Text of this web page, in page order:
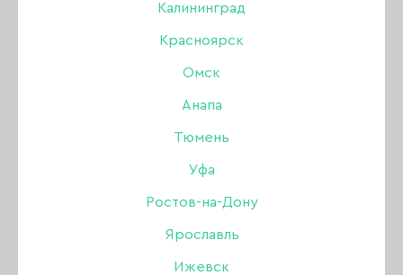
Калининград
Красноярск
Омск
Анапа
Тюмень
Уфа
Ростов-на-Дону
Ярославль
Ижевск
Гель-лак Joo-Joo Reflect